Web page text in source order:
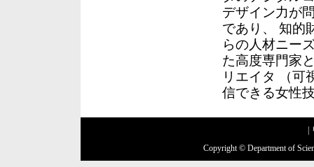
デザイン力が
であり、 知的
らの人材ニー
た高度専門家
リエイタ （可
信できる女性
Copyright © Department of